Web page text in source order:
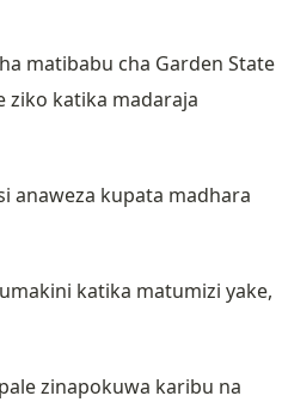
matibabu cha Garden State
ziko katika madaraja
anaweza kupata madhara
katika matumizi yake,
zinapokuwa karibu na